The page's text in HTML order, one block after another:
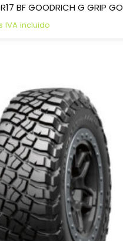
BF GOODRICH G GRIP GO
IVA incluido